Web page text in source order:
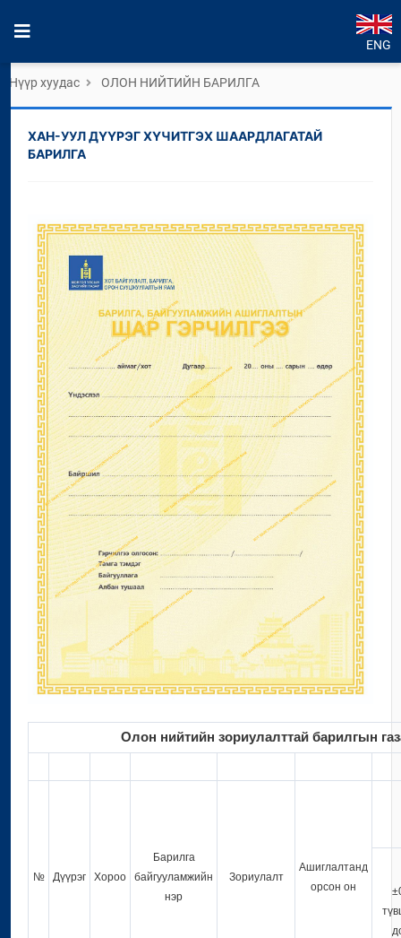
ENG
Нүүр хуудас ОЛОН НИЙТИЙН БАРИЛГА
ХАН-УУЛ ДҮҮРЭГ ХҮЧИТГЭХ ШААРДЛАГАТАЙ
БАРИЛГА
Олон нийтийн зориулалттай барилгын
№ Дүүрэг Хороо
Барилга
байгууламжийн
нэр
Зориулалт
Ашиглалтанд
орсон он